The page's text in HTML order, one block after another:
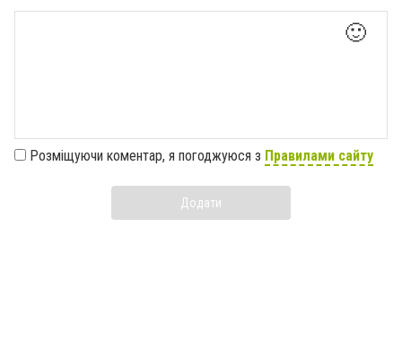
🙂
Розміщуючи коментар, я погоджуюся з Правилами сайту
Додати